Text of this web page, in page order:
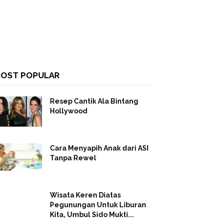
POPULAR
Resep Cantik Ala Bintang
Hollywood
Cara Menyapih Anak dari ASI
Tanpa Rewel
Wisata Keren Diatas
Pegunungan Untuk Liburan
Kita, Umbul Sido Mukti...